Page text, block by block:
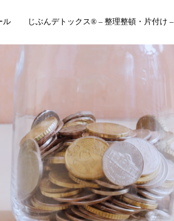
ル じぶんデトックス® – 整理整頓・片付け –